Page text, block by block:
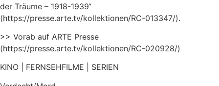
der Träume – 1918-1939“
(https://presse.arte.tv/kollektionen/RC-013347/).
>> Vorab auf ARTE Presse
(https://presse.arte.tv/kollektionen/RC-020928/)
KINO | FERNSEHFILME | SERIEN